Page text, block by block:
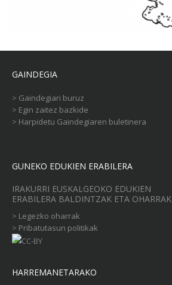
GAINDEGIA
> Gaindegiari buruz
> Egin zaitez bazkide
> Harpidetu Gaindegiaren buletinera
GUNEKO EDUKIEN ERABILERA
IRAKURRI EUSKALGEOKO EDUKIEN
ERABILERA BALDINTZAK ETA OHARRAK
> Legezko oharrak
> Pribatutasun politikak
HARREMANETARAKO